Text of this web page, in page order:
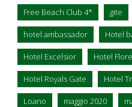
Free Beach Club 4* gite
hotel ambassador Hotel
Hotel Excelsior Hotel
Hotel Royals Gate Hotel
Loano maggio 2020